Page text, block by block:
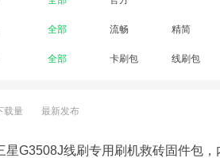
全部 流畅 精简
全部 卡刷包 线刷包
载量 最新发布